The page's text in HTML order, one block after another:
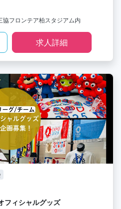
フロンテア柏スタジアム内
求人詳細
フィシャルグッズ